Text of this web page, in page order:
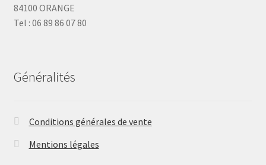
84100 ORANGE
Tel : 06 89 86 07 80
Généralités
Conditions générales de vente
Mentions légales